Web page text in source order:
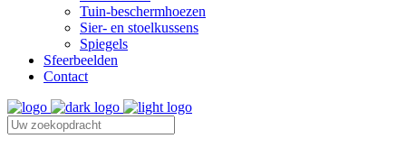
Tuin-beschermhoezen
Sier- en stoelkussens
Spiegels
Sfeerbeelden
Contact